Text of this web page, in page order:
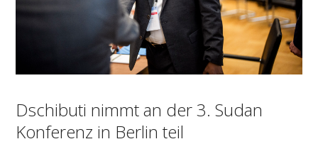
Dschibuti nimmt an der 3. Sudan
Konferenz in Berlin teil